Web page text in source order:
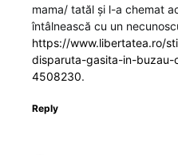
mama/ tatăl și l-a chemat
întâlnească cu un
https://www.libertatea.ro/
disparuta-gasita-in-
4508230.
Reply